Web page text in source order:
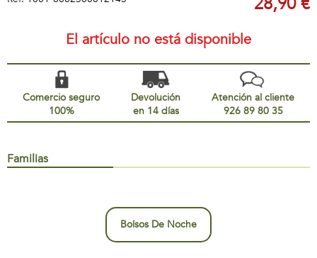
El artículo no está disponible
Comercio seguro
100%
Devolución
en 14 días
Atención al cliente
926 89 80 35
Familias
Bolsos De Noche